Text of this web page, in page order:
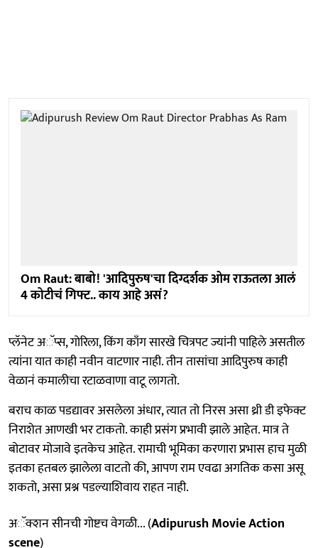
Om Raut: बाबो! 'आदिपुरुष'चा दिग्दर्शक ओम राऊतला आलं
4 कोटीचं गिफ्ट.. काय आहे असं?
प्लॅनेट अॅप्स, गोरिला, किंग काँग सारखे चित्रपट ज्यांनी पाहिले असतील
त्यांना यात काही नवीन वाटणार नाही. तीन तासांचा आदिपुरुष काही
वेळानं कमालीचा रटाळवाणा वाटू लागतो.
बराच काळ पडद्यावर असलेला अंधार, त्यात तो निरस असा थ्री डी इफेक्ट
निराशेत आणखी भर टाकतो. काही प्रसंग प्रभावी झाले आहेत. मात्र ते
बोटावर मोजावे इतकेच आहेत. रामाची भूमिका करणारा प्रभास हाच मुळी
इतका हतबल झालेला वाटतो की, आपण राम एवढा अगतिक कसा असू
शकतो, असा प्रश्न पडल्याशिवाय राहत नाही.
अॅक्शन सीनची गोष्टच वेगळी... (Adipurush Movie Action
scene)